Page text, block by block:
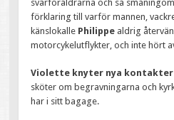
svärföräldrarna och så
förklaring till varför mannen,
känslokalle Philippe aldrig
motorcykelutflykter, och inte hört
Violette knyter nya
sköter om begravningarna och
har i sitt bagage.